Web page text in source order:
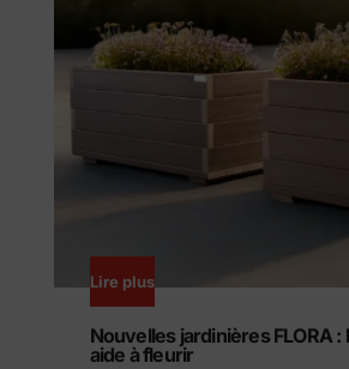
Lire plus
Nouvelles jardinières FLORA :
aide à fleurir